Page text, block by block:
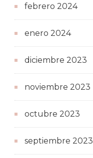
febrero 2024
enero 2024
diciembre 2023
noviembre 2023
octubre 2023
septiembre 2023